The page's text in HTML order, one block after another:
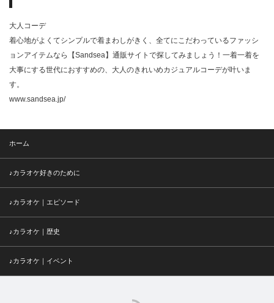
大人コーデ
着心地がよくてシンプルで着まわしがきく、全てにこだわっているファッシ
ョンアイテムなら【Sandsea】通販サイトで探してみましょう！一着一着を
大事にする世代におすすめの、大人のきれいめカジュアルコーデが叶いま
す。
www.sandsea.jp/
ホーム
♪カラオケ好きのために
♪カラオケ｜エピソード
♪カラオケ｜歴史
♪カラオケ｜イベント